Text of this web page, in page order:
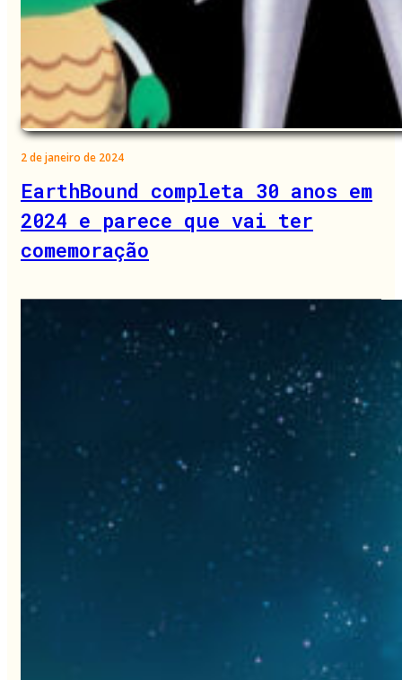
2 de janeiro de 2024
EarthBound completa 30 anos em
2024 e parece que vai ter
comemoração